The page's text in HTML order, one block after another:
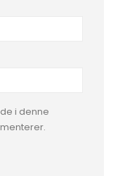
i denne